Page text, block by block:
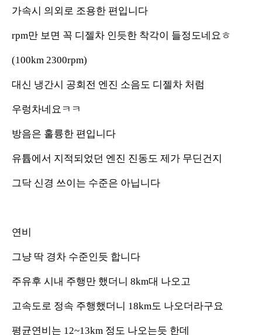
가속시 의외로 조용한 편입니다
rpm만 보면 꼭 디젤차 인듯한 착각이 들정도네요ㅎ
(100km 2300rpm)
대신 냉간시 공회전 엔진 소음도 디젤차 처럼
우렁차네요ㅋㅋ
방음은 훌륭한 편입니다
유튭에서 지적되었던 엔진 진동도 제가 무딘건지
그닥 신경 쓰이는 수준은 아닙니다
연비
그냥 딱 경차 수준인듯 합니다
주유후 시내 주행만 했더니 8km대 나오고
고속도로 정속 주행했더니 18km도 나오더라구요
평균연비는 12~13km 정도 나오는듯 한데